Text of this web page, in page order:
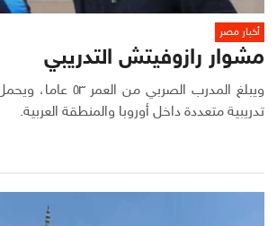
أخبار مصر
مشوار رازوفيتش التدريبي
ويبلغ المدرب الصربي
تدريبية متعددة داخل أوروبا والمنطقة العربية.